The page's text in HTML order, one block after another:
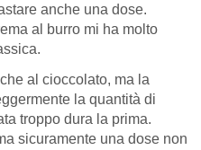
anche una dose.
al burro mi ha molto
al cioccolato, ma la
la quantità di
troppo dura la prima.
sicuramente una dose non